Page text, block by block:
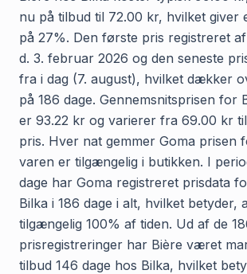
nu på tilbud til 72.00 kr, hvilket giver
på 27%. Den første pris registreret
d. 3. februar 2026 og den seneste
fra i dag (7. august), hvilket dækker
på 186 dage. Gennemsnitsprisen for
er 93.22 kr og varierer fra 69.00 kr
pris. Hver nat gemmer Goma prisen
varen er tilgængelig i butikken. I
dage har Goma registreret prisdata
Bilka i 186 dage i alt, hvilket betyder,
tilgængelig 100% af tiden. Ud af de
prisregistreringer har Bière været
tilbud 146 dage hos Bilka, hvilket